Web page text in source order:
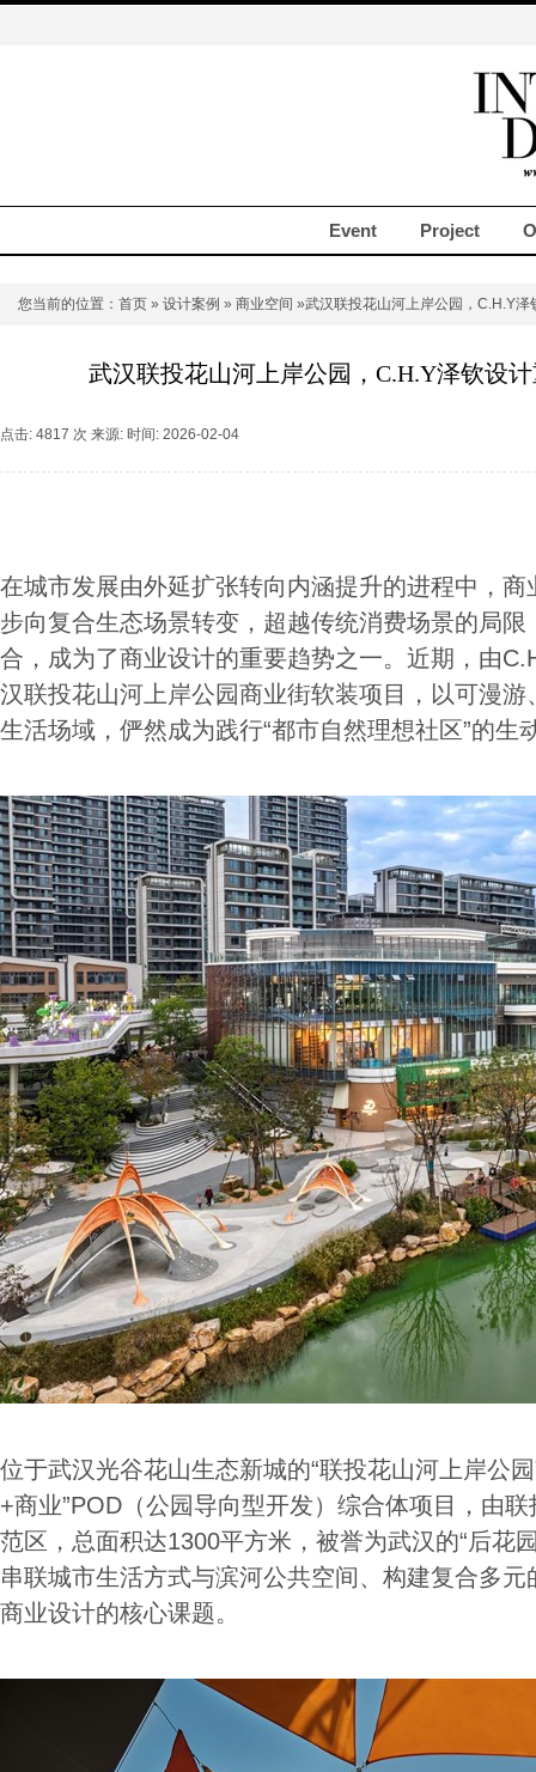
Event Project
您当前的位置： 首页 » 设计案例 » 商业空间 »武汉联投花山河上岸公园，C.H.Y泽
武汉联投花山河上岸公园，C.H.Y泽钦设
点击: 4817 次 来源: 时间: 2026-02-04
在城市发展由外延扩张转向内涵提升的进程中，
步向复合生态场景转变，超越传统消费场景的局
合，成为了商业设计的重要趋势之一。近期，由
汉联投花山河上岸公园商业街软装项目，以可漫
生活场域，俨然成为践行“都市⾃然理想社区”的生
位于武汉光谷花山生态新城的“联投花山河上岸公
+商业”POD（公园导向型开发）综合体项目，由
范区，总面积达1300平方米，被誉为武汉的“后花
串联城市生活方式与滨河公共空间、构建复合多
商业设计的核心课题。